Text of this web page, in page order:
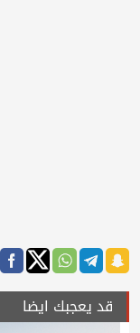
قد يعجبك ايضا